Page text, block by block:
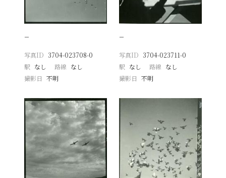
−
写真ID 3704-023708-0
駅 なし 路線 なし
撮影日
不明
−
写真ID 3704-023711-0
駅 なし 路線 なし
撮影日 不明